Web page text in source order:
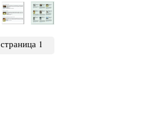
страница 1